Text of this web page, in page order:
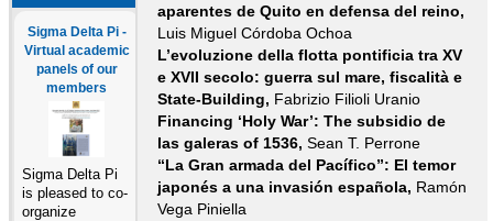
Sigma Delta Pi -
Virtual academic
panels of our
members
Sigma Delta Pi
is pleased to co-
organize
aparentes de Quito en defensa del reino,
Luis Miguel Córdoba Ochoa
L’evoluzione della flotta pontificia tra XV
e XVII secolo: guerra sul mare, fiscalità e
State-Building, Fabrizio Filioli Uranio
Financing ‘Holy War’: The subsidio de
las galeras of 1536, Sean T. Perrone
“La Gran armada del Pacífico”: El temor
japonés a una invasión española, Ramón
Vega Piniella